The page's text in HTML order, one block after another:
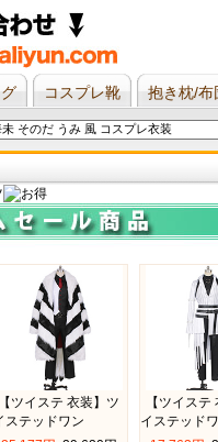
コスプレ靴 抱き枕/布
【ツイステ 衣装】ツ
ステッドワン
【ツイステ
イステッド